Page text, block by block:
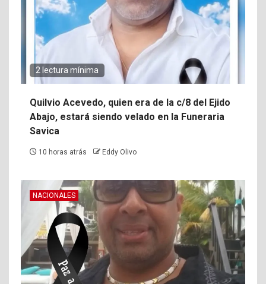
2 lectura mínima
Quilvio Acevedo, quien era de la c/8 del Ejido
Abajo, estará siendo velado en la Funeraria
Savica
10 horas atrás Eddy Olivo
NACIONALES